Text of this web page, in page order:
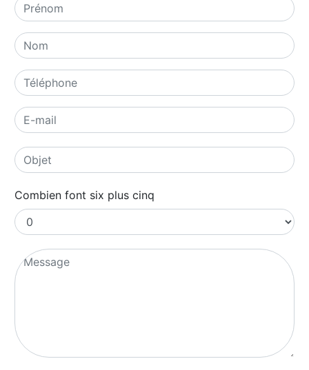
Combien font six plus cinq